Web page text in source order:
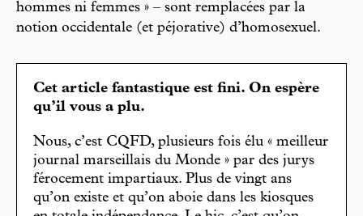
hommes ni femmes » – sont remplacées par la
notion occidentale (et péjorative) d’homosexuel.
Cet article fantastique est fini. On espère
qu’il vous a plu.
Nous, c’est CQFD, plusieurs fois élu « meilleur
journal marseillais du Monde » par des jurys
férocement impartiaux. Plus de vingt ans
qu’on existe et qu’on aboie dans les kiosques